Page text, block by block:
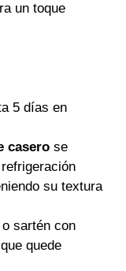
un toque
5 días en
casero se
su textura
sartén con
quede